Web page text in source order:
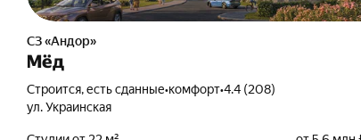
СЗ «Андор»
Мёд
Строится, есть сданные•комфорт•4.4 (208)
ул. Украинская